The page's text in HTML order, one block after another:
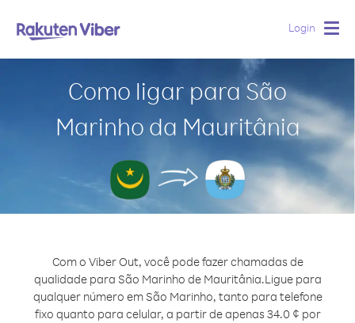
Login
Como ligar para São
Marinho da Mauritânia
Com o Viber Out, você pode fazer chamadas de
qualidade para São Marinho de Mauritânia.Ligue para
qualquer número em São Marinho, tanto para telefone
fixo quanto para celular, a partir de apenas 34.0 ¢ por